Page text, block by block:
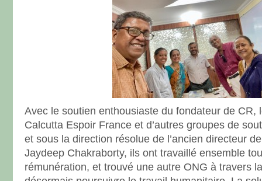
Avec le soutien enthousiaste du fondateur de CR,
Calcutta Espoir France et d’autres groupes de
et sous la direction résolue de l’ancien directeur
Jaydeep Chakraborty, ils ont travaillé ensemble
rémunération, et trouvé une autre ONG à travers